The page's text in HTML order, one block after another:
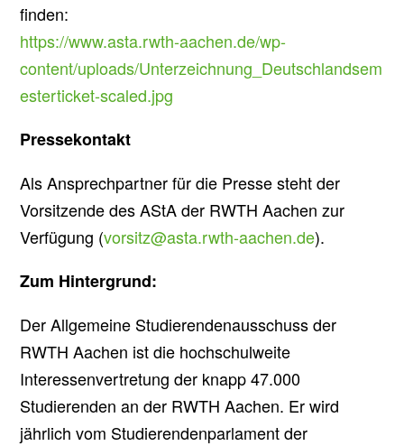
finden:
https://www.asta.rwth-aachen.de/wp-
content/uploads/Unterzeichnung_Deutschlandsem
esterticket-scaled.jpg
Pressekontakt
Als Ansprechpartner für die Presse steht der
Vorsitzende des AStA der RWTH Aachen zur
Verfügung (vorsitz@asta.rwth-aachen.de).
Zum Hintergrund:
Der Allgemeine Studierendenausschuss der
RWTH Aachen ist die hochschulweite
Interessenvertretung der knapp 47.000
Studierenden an der RWTH Aachen. Er wird
jährlich vom Studierendenparlament der